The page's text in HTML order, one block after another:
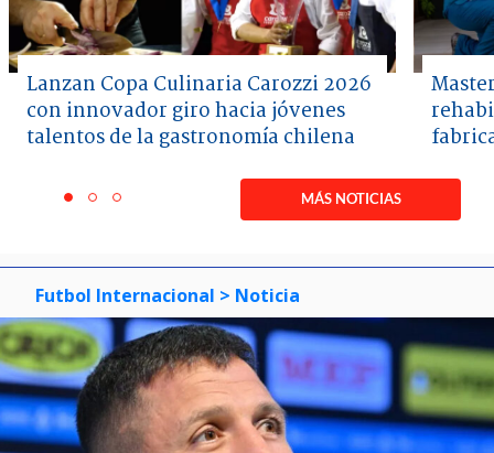
Lanzan Copa Culinaria Carozzi 2026
con innovador giro hacia jóvenes
talentos de la gastronomía chilena
itemitemitem
MÁS NOTICIAS
Futbol Internacional > Noticia